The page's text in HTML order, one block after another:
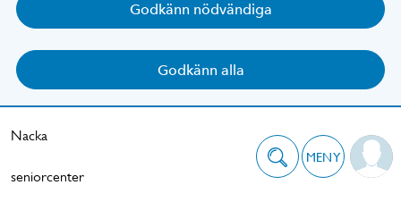
Godkänn nödvändiga
Godkänn alla
Nacka
seniorcenter
MENY